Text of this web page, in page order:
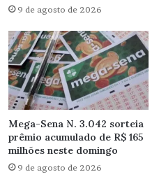
9 de agosto de 2026
Mega-Sena N. 3.042 sorteia
prêmio acumulado de R$ 165
milhões neste domingo
9 de agosto de 2026